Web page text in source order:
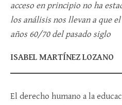
acceso en principio no ha
los análisis nos llevan a que
años 60/70 del pasado siglo
ISABEL MARTÍNEZ LOZANO
El derecho humano a la